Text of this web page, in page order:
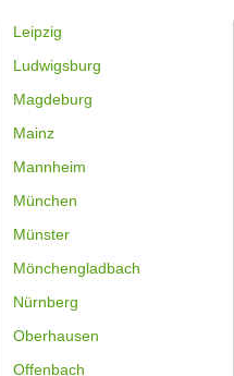
Leipzig
Ludwigsburg
Magdeburg
Mainz
Mannheim
München
Münster
Mönchengladbach
Nürnberg
Oberhausen
Offenbach